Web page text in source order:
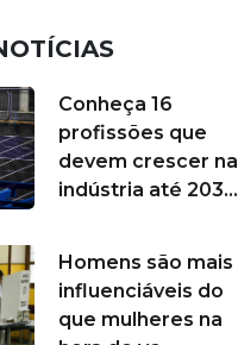
Conheça 16
profissões que
devem crescer na
indústria até 203...
Homens são mais
influenciáveis do
que mulheres na